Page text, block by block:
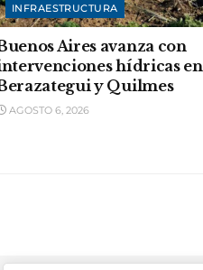
INFRAESTRUCTURA
Aires avanza con
hídricas en
y Quilmes
AGOSTO 6, 2026